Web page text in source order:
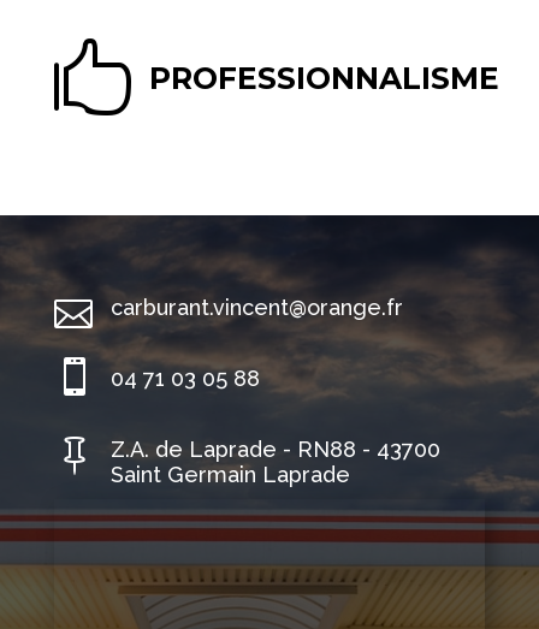
 PROFESSIONNALISME
 carburant.vincent@orange.fr
 04 71 03 05 88

Z.A. de Laprade - RN88 - 43700
Saint Germain Laprade